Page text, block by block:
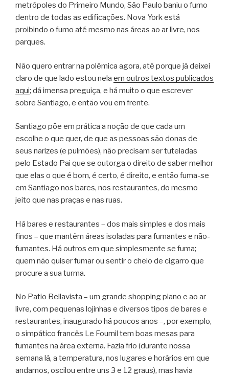
metrópoles do Primeiro Mundo, São Paulo baniu o fumo
dentro de todas as edificações. Nova York está
proibindo o fumo até mesmo nas áreas ao ar livre, nos
parques.
Não quero entrar na polêmica agora, até porque já deixei
claro de que lado estou nela em outros textos publicados
aqui; dá imensa preguiça, e há muito o que escrever
sobre Santiago, e então vou em frente.
Santiago põe em prática a noção de que cada um
escolhe o que quer, de que as pessoas são donas de
seus narizes (e pulmões), não precisam ser tuteladas
pelo Estado Pai que se outorga o direito de saber melhor
que elas o que é bom, é certo, é direito, e então fuma-se
em Santiago nos bares, nos restaurantes, do mesmo
jeito que nas praças e nas ruas.
Há bares e restaurantes – dos mais simples e dos mais
finos – que mantêm áreas isoladas para fumantes e não-
fumantes. Há outros em que simplesmente se fuma;
quem não quiser fumar ou sentir o cheio de cigarro que
procure a sua turma.
No Patio Bellavista – um grande shopping plano e ao ar
livre, com pequenas lojinhas e diversos tipos de bares e
restaurantes, inaugurado há poucos anos –, por exemplo,
o simpático francês Le Fournil tem boas mesas para
fumantes na área externa. Fazia frio (durante nossa
semana lá, a temperatura, nos lugares e horários em que
andamos, oscilou entre uns 3 e 12 graus), mas havia